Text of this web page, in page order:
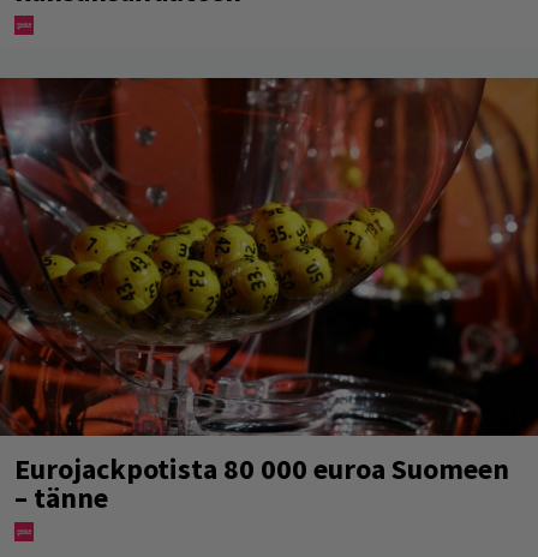
Eurojackpotista 80 000 euroa Suomeen
– tänne